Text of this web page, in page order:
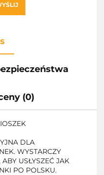
(0)
DLA
WYSTARCZY
USŁYSZEĆ JAK
PO POLSKU.